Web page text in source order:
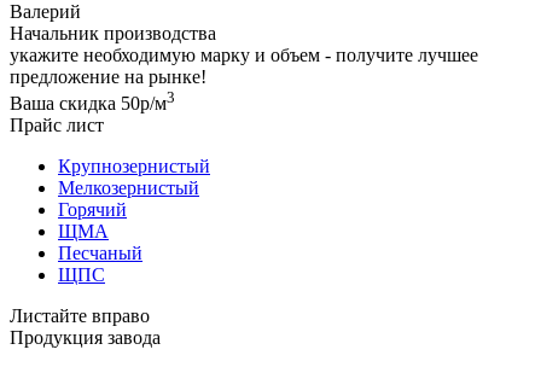
Валерий
Начальник производства
укажите необходимую марку и объем - получите лучшее
предложение на рынке!
Ваша скидка 50р/м3
Прайс лист
Крупнозернистый
Мелкозернистый
Горячий
ЩМА
Песчаный
ЩПС
Листайте вправо
Продукция завода